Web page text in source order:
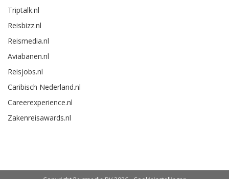
Triptalk.nl
Reisbizz.nl
Reismedia.nl
Aviabanen.nl
Reisjobs.nl
Caribisch Nederland.nl
Careerexperience.nl
Zakenreisawards.nl